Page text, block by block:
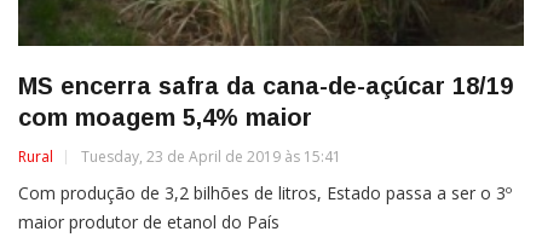
MS encerra safra da cana-de-açúcar 18/19
com moagem 5,4% maior
Rural Tuesday, 23 de April de 2019 às 15:41
Com produção de 3,2 bilhões de litros, Estado passa a ser o 3º
maior produtor de etanol do País